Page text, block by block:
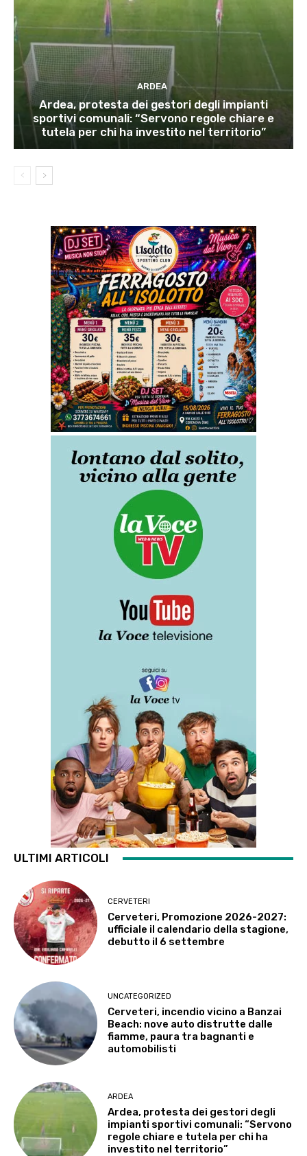
ARDEA
Ardea, protesta dei gestori degli impianti
sportivi comunali: “Servono regole chiare e
tutela per chi ha investito nel territorio”
ULTIMI ARTICOLI
CERVETERI
Cerveteri, Promozione 2026-2027:
ufficiale il calendario della stagione,
debutto il 6 settembre
UNCATEGORIZED
Cerveteri, incendio vicino a Banzai
Beach: nove auto distrutte dalle
fiamme, paura tra bagnanti e
automobilisti
ARDEA
Ardea, protesta dei gestori degli
impianti sportivi comunali: “Servono
regole chiare e tutela per chi ha
investito nel territorio”